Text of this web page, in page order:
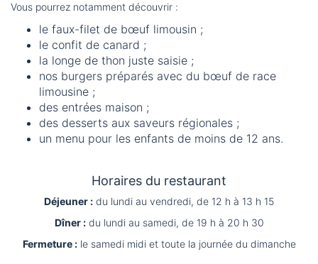
Vous pourrez notamment découvrir :
le faux-filet de bœuf limousin ;
le confit de canard ;
la longe de thon juste saisie ;
nos burgers préparés avec du bœuf de race
limousine ;
des entrées maison ;
des desserts aux saveurs régionales ;
un menu pour les enfants de moins de 12 ans.
Horaires du restaurant
Déjeuner : du lundi au vendredi, de 12 h à 13 h 15
Dîner :du lundi au samedi, de 19 h à 20 h 30
Fermeture :le samedi midi et toute la journée du dimanche